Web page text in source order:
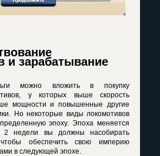
и зарабатывание
можно вложить в покупку
у которых выше скорость
мощности и повышенные другие
Но некоторые виды локомотивов
эпоху. Эпоха меняется
недели вы должны насобирать
обеспечить свою империю
в следующей эпохе.